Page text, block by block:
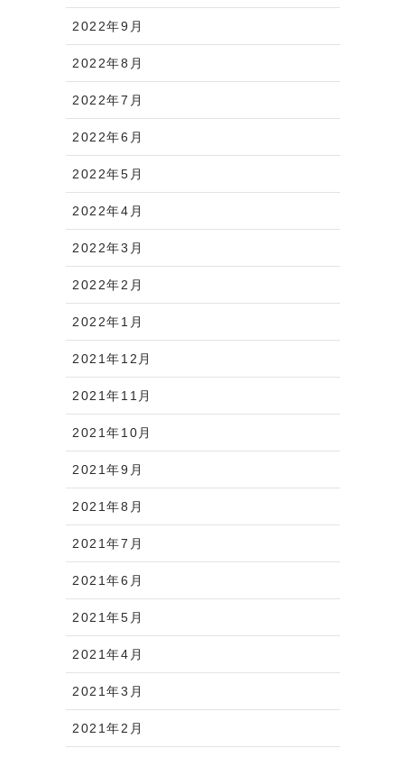
2022年9月
2022年8月
2022年7月
2022年6月
2022年5月
2022年4月
2022年3月
2022年2月
2022年1月
2021年12月
2021年11月
2021年10月
2021年9月
2021年8月
2021年7月
2021年6月
2021年5月
2021年4月
2021年3月
2021年2月